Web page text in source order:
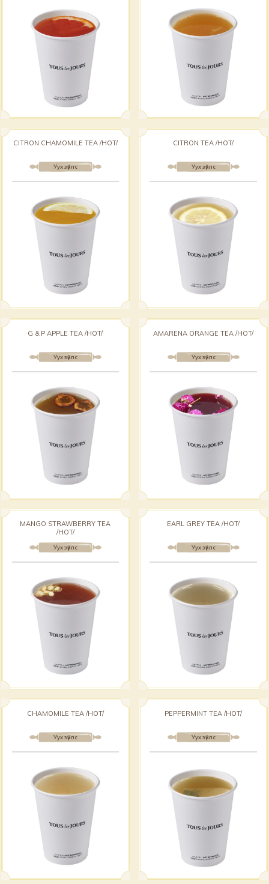
Уух зүйлс
CITRON CHAMOMILE TEA /HOT/
Уух зүйлс
CITRON TEA /HOT/
Уух зүйлс
G & P APPLE TEA /HOT/
Уух зүйлс
AMARENA ORANGE TEA /HOT/
Уух зүйлс
MANGO STRAWBERRY TEA
/HOT/
Уух зүйлс
EARL GREY TEA /HOT/
Уух зүйлс
CHAMOMILE TEA /HOT/
Уух зүйлс
PEPPERMINT TEA /HOT/